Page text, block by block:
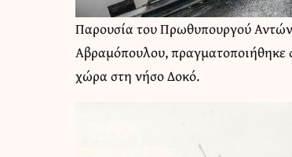
Παρουσία του Πρωθυπουργού
Αβραμόπουλου,
χώρα στη νήσο Δοκό.